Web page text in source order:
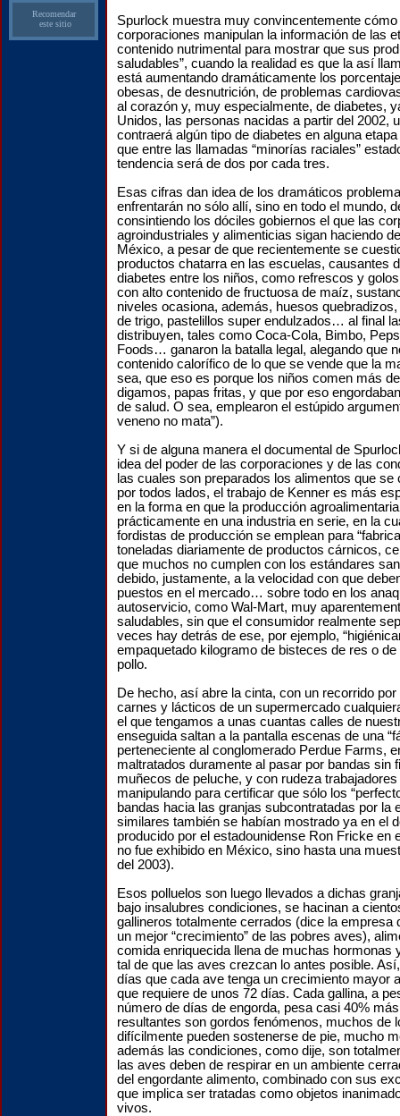
Recomendar
este sitio
Spurlock muestra muy convincentemente
corporaciones manipulan la información de las
contenido nutrimental para mostrar que sus
saludables”, cuando la realidad es que la así
está aumentando dramáticamente los
obesas, de desnutrición, de problemas
al corazón y, muy especialmente, de diabetes,
Unidos, las personas nacidas a partir del 2002,
contraerá algún tipo de diabetes en alguna
que entre las llamadas “minorías raciales”
tendencia será de dos por cada tres.
Esas cifras dan idea de los dramáticos
enfrentarán no sólo allí, sino en todo el mundo,
consintiendo los dóciles gobiernos el que las
agroindustriales y alimenticias sigan haciendo
México, a pesar de que recientemente se
productos chatarra en las escuelas, causantes
diabetes entre los niños, como refrescos y
con alto contenido de fructuosa de maíz,
niveles ocasiona, además, huesos
de trigo, pastelillos super endulzados… al final
distribuyen, tales como Coca-Cola, Bimbo,
Foods… ganaron la batalla legal, alegando que
contenido calorífico de lo que se vende que la
sea, que eso es porque los niños comen más
digamos, papas fritas, y que por eso
de salud. O sea, emplearon el estúpido
veneno no mata”).
Y si de alguna manera el documental de
idea del poder de las corporaciones y de las
las cuales son preparados los alimentos que
por todos lados, el trabajo de Kenner es más
en la forma en que la producción
prácticamente en una industria en serie, en la
fordistas de producción se emplean para
toneladas diariamente de productos cárnicos,
que muchos no cumplen con los estándares
debido, justamente, a la velocidad con que
puestos en el mercado… sobre todo en los
autoservicio, como Wal-Mart, muy
saludables, sin que el consumidor realmente
veces hay detrás de ese, por ejemplo,
empaquetado kilogramo de bisteces de res o
pollo.
De hecho, así abre la cinta, con un recorrido
carnes y lácticos de un supermercado
el que tengamos a unas cuantas calles de
enseguida saltan a la pantalla escenas de una
perteneciente al conglomerado Perdue Farms,
maltratados duramente al pasar por bandas sin
muñecos de peluche, y con rudeza
manipulando para certificar que sólo los
bandas hacia las granjas subcontratadas por la
similares también se habían mostrado ya en el
producido por el estadounidense Ron Fricke en
no fue exhibido en México, sino hasta una
del 2003).
Esos polluelos son luego llevados a dichas
bajo insalubres condiciones, se hacinan a
gallineros totalmente cerrados (dice la empresa
un mejor “crecimiento” de las pobres aves),
comida enriquecida llena de muchas hormonas
tal de que las aves crezcan lo antes posible.
días que cada ave tenga un crecimiento mayor
que requiere de unos 72 días. Cada gallina, a
número de días de engorda, pesa casi 40%
resultantes son gordos fenómenos, muchos de
difícilmente pueden sostenerse de pie, mucho
además las condiciones, como dije, son
las aves deben de respirar en un ambiente
del engordante alimento, combinado con sus
que implica ser tratadas como objetos
vivos.